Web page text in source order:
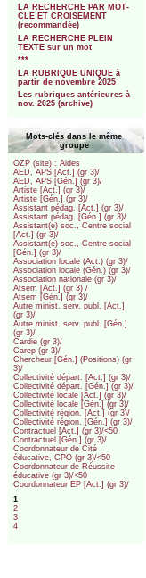
LA RECHERCHE PAR MOT-
CLE ET CROISEMENT
(recommandée)
LA RECHERCHE PLEIN
TEXTE sur un mot
***
LA RUBRIQUE UNIQUE à
partir de novembre 2025
Les rubriques antérieures à
nov. 2025 (archive)
Mots-clés dans le même
groupe
OZP (site) : Aides
AED, APS [Act.] (gr 3)/
AED, APS [Gén.] (gr 3)/
Artiste [Act.] (gr 3)/
Artiste [Gén.] (gr 3)/
Assistant pédag. [Act.] (gr 3)/
Assistant pédag. [Gén.] (gr 3)/
Assistant(e) soc., Centre social
[Act.] (gr 3)/
Assistant(e) soc., Centre social
[Gén.] (gr 3)/
Association locale (Act.) (gr 3)/
Association locale (Gén.) (gr 3)/
Association nationale (gr 3)/
Atsem [Act.] (gr 3) /
Atsem [Gén.] (gr 3)/
Autre minist. serv. publ. [Act.]
(gr 3)/
Autre minist. serv. publ. [Gén.]
(gr 3)/
Cardie (gr 3)/
Carep (gr 3)/
Chercheur [Gén.] (Positions) (gr
3)/
Collectivité départ. [Act.] (gr 3)/
Collectivité départ. [Gén.] (gr 3)/
Collectivité locale [Act.] (gr 3)/
Collectivité locale [Gén.] (gr 3)/
Collectivité région. [Act.] (gr 3)/
Collectivité région. [Gén.] (gr 3)/
Contractuel [Act.] (gr 3)/<50
Contractuel [Gén.] (gr 3)/
Coordonnateur de Cité
éducative, CPO (gr 3)/<50
Coordonnateur de Réussite
éducative (gr 3)/<50
Coordonnateur EP [Act.] (gr 3)/
1
2
3
4